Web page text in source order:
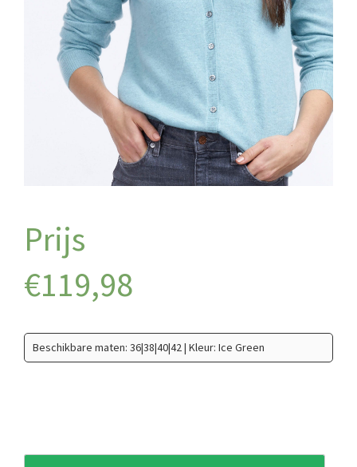
€119,98
Beschikbare maten: 36|38|40|42 | Kleur: Ice Green